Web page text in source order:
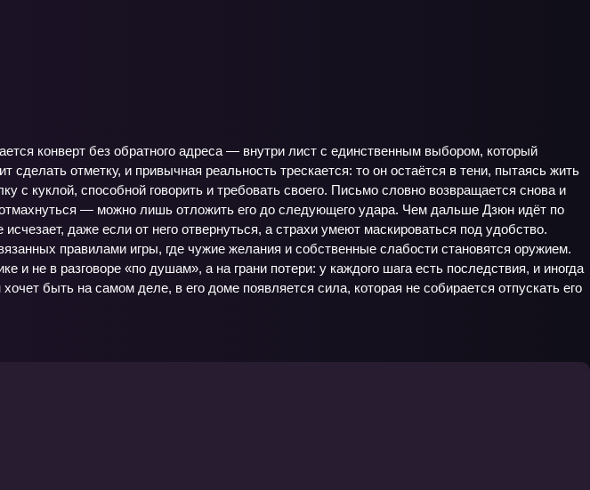
конверт без обратного адреса — внутри лист с единственным выбором, который
отметку, и привычная реальность трескается: то он остаётся в тени, пытаясь жить
с куклой, способной говорить и требовать своего. Письмо словно возвращается снова и
— можно лишь отложить его до следующего удара. Чем дальше Дзюн идёт по
даже если от него отвернуться, а страхи умеют маскироваться под удобство.
правилами игры, где чужие желания и собственные слабости становятся оружием.
и не в разговоре «по душам», а на грани потери: у каждого шага есть последствия, и иногда
быть на самом деле, в его доме появляется сила, которая не собирается отпускать его